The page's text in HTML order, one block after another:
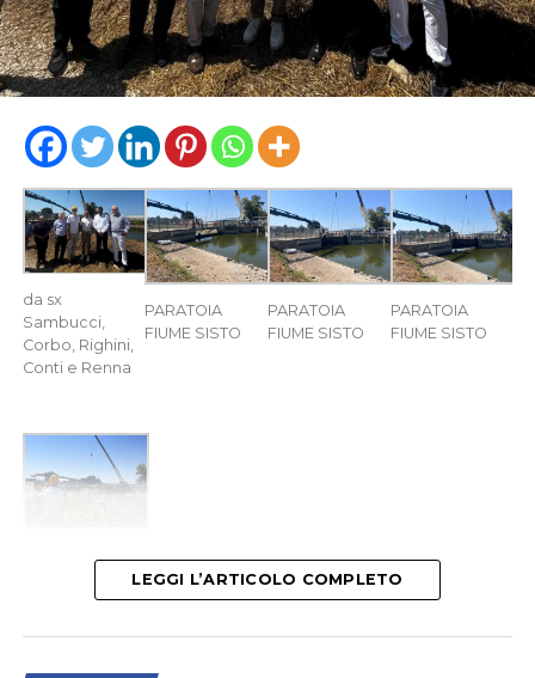
da sx
Sambucci,
Corbo, Righini,
Conti e Renna
PARATOIA
FIUME SISTO
PARATOIA
FIUME SISTO
PARATOIA
FIUME SISTO
PARATOIA
LATINA– E’ stata inaugurata questa mattina dal
Consorzio di Bonifica Lazio Sud Ovest la nuova paratoia
LEGGI L’ARTICOLO COMPLETO